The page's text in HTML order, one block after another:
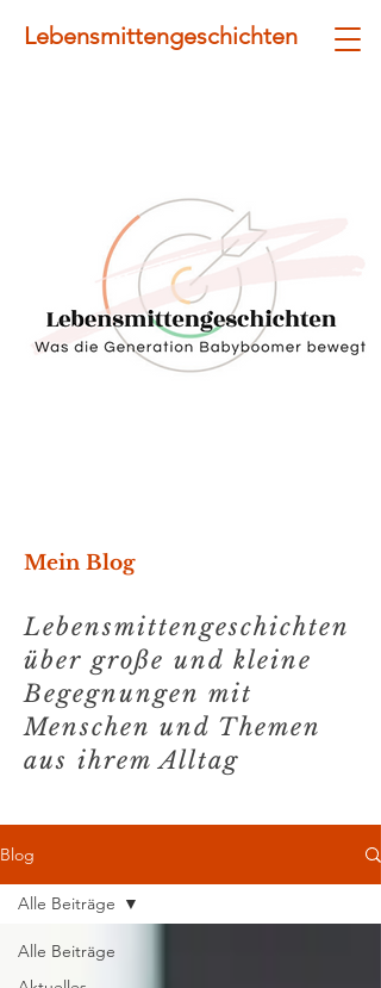
Lebensmittengeschichten
Mein Blog
Lebensmittengeschichten
über große und kleine
Begegnungen mit
Menschen und Themen
aus ihrem Alltag
Blog
Alle Beiträge
Alle Beiträge